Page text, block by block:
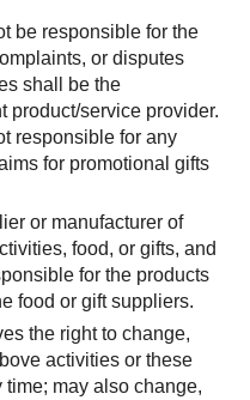
be responsible for the
or disputes
shall be the
product/service provider.
responsible for any
for promotional gifts
or manufacturer of
food, or gifts, and
for the products
food or gift suppliers.
the right to change,
activities or these
may also change,